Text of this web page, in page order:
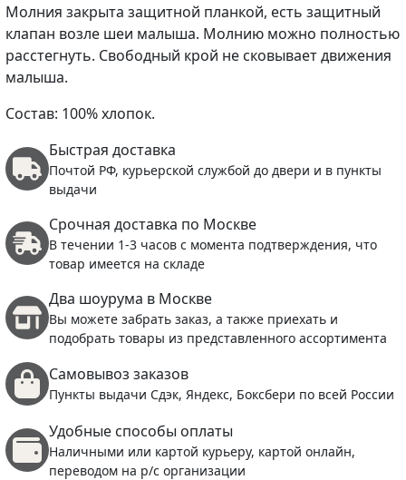
Молния закрыта защитной планкой, есть защитный
клапан возле шеи малыша. Молнию можно полностью
расстегнуть. Свободный крой не сковывает движения
малыша.
Состав: 100% хлопок.
Быстрая доставка
Почтой РФ, курьерской службой до двери и в пункты
выдачи
Срочная доставка по Москве
В течении 1-3 часов с момента подтверждения, что
товар имеется на складе
Два шоурума в Москве
Вы можете забрать заказ, а также приехать и
подобрать товары из представленного ассортимента
Самовывоз заказов
Пункты выдачи Сдэк, Яндекс, Боксбери по всей России
Удобные способы оплаты
Наличными или картой курьеру, картой онлайн,
переводом на р/с организации